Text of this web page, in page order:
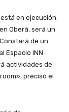
en ejecución.
Oberá, será un
de un
Espacio INN
actividades de
precisó el